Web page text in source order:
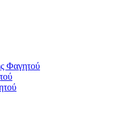
Φαγητού